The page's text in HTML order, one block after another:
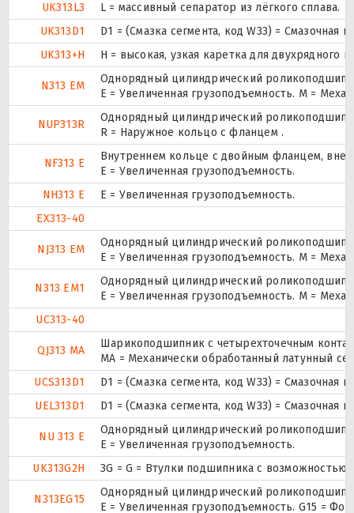
UK313L3
L = массивный сепаратор из лёгкого сплава.
UK313D1
D1 = (Смазка сегмента, код W33) =
UK313+H
H = высокая, узкая каретка для
N313 EM
Однорядный цилиндрический
E = Увеличенная грузоподъемность. М =
NUP313R
Однорядный цилиндрический
R = Наружное кольцо с фланцем .
NF313 E
Внутреннем кольце с двойным фланцем,
Е = Увеличенная грузоподъемность.
NH313 E
Е = Увеличенная грузоподъемность.
EX313-40
NJ313 EM
Однорядный цилиндрический
E = Увеличенная грузоподъемность. М =
N313 EM1
Однорядный цилиндрический
E = Увеличенная грузоподъемность. М =
UC313-40
QJ313 MA
Шарикоподшипник с четырехточечным
MA = Механически обработанный латунный
UCS313D1
D1 = (Смазка сегмента, код W33) =
UEL313D1
D1 = (Смазка сегмента, код W33) =
NU 313 E
Однорядный цилиндрический
Е = Увеличенная грузоподъемность.
UK313G2H
3G = G = Втулки подшипника с возможностью
N313EG15
Однорядный цилиндрический
E = Увеличенная грузоподъемность. G15 =